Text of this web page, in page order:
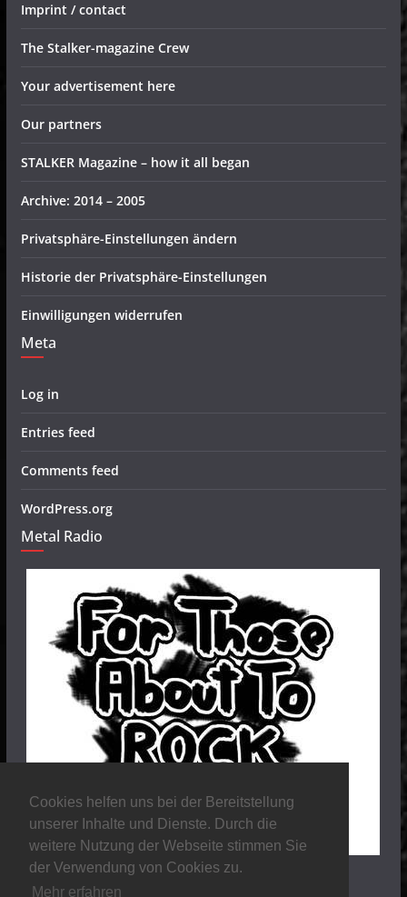
Cookies helfen uns bei der Bereitstellung
unserer Inhalte und Dienste. Durch die
weitere Nutzung der Webseite stimmen Sie
der Verwendung von Cookies zu.
Mehr erfahren
Imprint / contact
The Stalker-magazine Crew
Your advertisement here
Our partners
STALKER Magazine – how it all began
Archive: 2014 – 2005
Privatsphäre-Einstellungen ändern
Historie der Privatsphäre-Einstellungen
Einwilligungen widerrufen
Meta
Log in
Entries feed
Comments feed
WordPress.org
Metal Radio